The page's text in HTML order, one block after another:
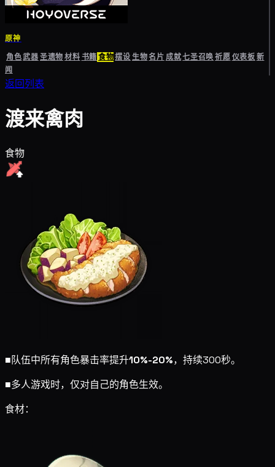
原神
角色武器圣遗物材料书籍食物摆设生物名片成就七圣召唤祈愿仪表板新
闻
返回列表
渡来禽肉
食物
■队伍中所有角色暴击率提升10%-20%，持续300秒。
■多人游戏时，仅对自己的角色生效。
食材：